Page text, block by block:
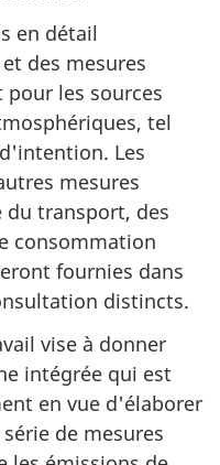
en détail
des mesures
les sources
tel
Les
mesures
du transport, des
consommation
fournies dans
distincts.
vise à donner
intégrée qui est
en vue d'élaborer
de mesures